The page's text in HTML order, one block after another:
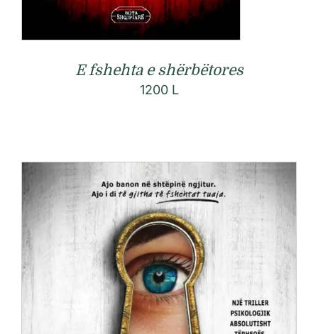
E fshehta e shërbëtores
1200 L